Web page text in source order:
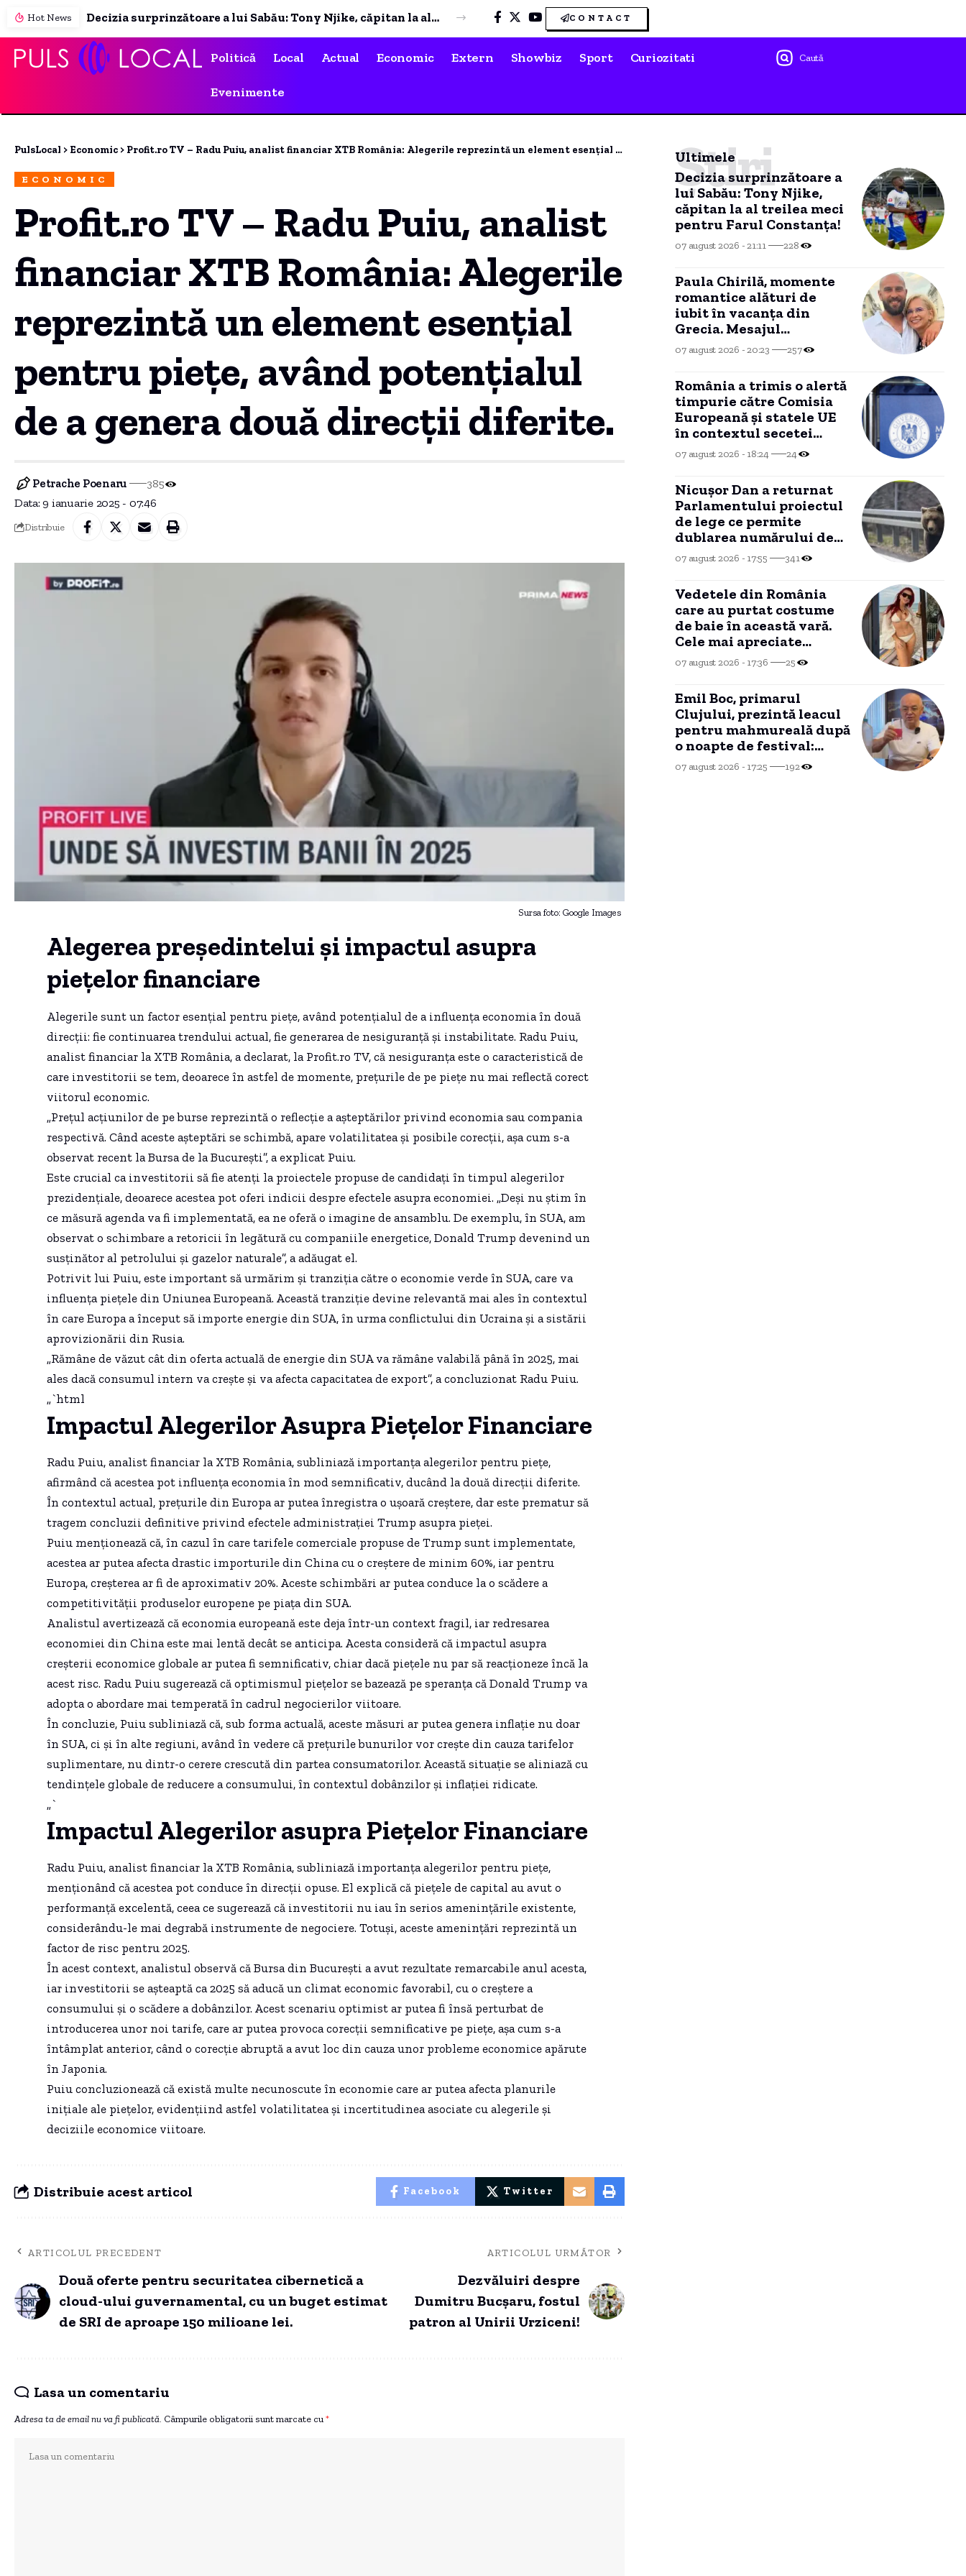
Hot News Paula Chirilă, momente romantice alături de iubit în vacanța din Grecia. Mesajul emoționant transmis de actriță. CONTACT
Politică Local Actual Economic Extern Showbiz Sport Curiozitati
Evenimente
Caută
PulsLocal > Economic > Profit.ro TV – Radu Puiu, analist financiar XTB România: Alegerile reprezintă un element esențial pentru piețe, având potențialul de a genera două direcții diferite.
ECONOMIC
Profit.ro TV – Radu Puiu, analist
financiar XTB România: Alegerile
reprezintă un element esențial
pentru piețe, având potențialul
de a genera două direcții diferite.
Data: 9 ianuarie 2025 - 07:46
Petrache Poenaru 385
Distribuie
Sursa foto: Google Images
Alegerea președintelui și impactul asupra
piețelor financiare
Alegerile sunt un factor esențial pentru piețe, având potențialul de a influența economia în două
direcții: fie continuarea trendului actual, fie generarea de nesiguranță și instabilitate. Radu Puiu,
analist financiar la XTB România, a declarat, la Profit.ro TV, că nesiguranța este o caracteristică de
care investitorii se tem, deoarece în astfel de momente, prețurile de pe piețe nu mai reflectă corect
viitorul economic.
„Prețul acțiunilor de pe burse reprezintă o reflecție a așteptărilor privind economia sau compania
respectivă. Când aceste așteptări se schimbă, apare volatilitatea și posibile corecții, așa cum s-a
observat recent la Bursa de la București”, a explicat Puiu.
Este crucial ca investitorii să fie atenți la proiectele propuse de candidați în timpul alegerilor
prezidențiale, deoarece acestea pot oferi indicii despre efectele asupra economiei. „Deși nu știm în
ce măsură agenda va fi implementată, ea ne oferă o imagine de ansamblu. De exemplu, în SUA, am
observat o schimbare a retoricii în legătură cu companiile energetice, Donald Trump devenind un
susținător al petrolului și gazelor naturale”, a adăugat el.
Potrivit lui Puiu, este important să urmărim și tranziția către o economie verde în SUA, care va
influența piețele din Uniunea Europeană. Această tranziție devine relevantă mai ales în contextul
în care Europa a început să importe energie din SUA, în urma conflictului din Ucraina și a sistării
aprovizionării din Rusia.
„Rămâne de văzut cât din oferta actuală de energie din SUA va rămâne valabilă până în 2025, mai
ales dacă consumul intern va crește și va afecta capacitatea de export”, a concluzionat Radu Puiu.
„`html
Impactul Alegerilor Asupra Piețelor Financiare
Radu Puiu, analist financiar la XTB România, subliniază importanța alegerilor pentru piețe,
afirmând că acestea pot influența economia în mod semnificativ, ducând la două direcții diferite.
În contextul actual, prețurile din Europa ar putea înregistra o ușoară creștere, dar este prematur să
tragem concluzii definitive privind efectele administrației Trump asupra pieței.
Puiu menționează că, în cazul în care tarifele comerciale propuse de Trump sunt implementate,
acestea ar putea afecta drastic importurile din China cu o creștere de minim 60%, iar pentru
Europa, creșterea ar fi de aproximativ 20%. Aceste schimbări ar putea conduce la o scădere a
competitivității produselor europene pe piața din SUA.
Analistul avertizează că economia europeană este deja într-un context fragil, iar redresarea
economiei din China este mai lentă decât se anticipa. Acesta consideră că impactul asupra
creșterii economice globale ar putea fi semnificativ, chiar dacă piețele nu par să reacționeze încă la
acest risc. Radu Puiu sugerează că optimismul piețelor se bazează pe speranța că Donald Trump va
adopta o abordare mai temperată în cadrul negocierilor viitoare.
În concluzie, Puiu subliniază că, sub forma actuală, aceste măsuri ar putea genera inflație nu doar
în SUA, ci și în alte regiuni, având în vedere că prețurile bunurilor vor crește din cauza tarifelor
suplimentare, nu dintr-o cerere crescută din partea consumatorilor. Această situație se aliniază cu
tendințele globale de reducere a consumului, în contextul dobânzilor și inflației ridicate.
„`
Impactul Alegerilor asupra Piețelor Financiare
Radu Puiu, analist financiar la XTB România, subliniază importanța alegerilor pentru piețe,
menționând că acestea pot conduce în direcții opuse. El explică că piețele de capital au avut o
performanță excelentă, ceea ce sugerează că investitorii nu iau în serios amenințările existente,
considerându-le mai degrabă instrumente de negociere. Totuși, aceste amenințări reprezintă un
factor de risc pentru 2025.
În acest context, analistul observă că Bursa din București a avut rezultate remarcabile anul acesta,
iar investitorii se așteaptă ca 2025 să aducă un climat economic favorabil, cu o creștere a
consumului și o scădere a dobânzilor. Acest scenariu optimist ar putea fi însă perturbat de
introducerea unor noi tarife, care ar putea provoca corecții semnificative pe piețe, așa cum s-a
întâmplat anterior, când o corecție abruptă a avut loc din cauza unor probleme economice apărute
în Japonia.
Puiu concluzionează că există multe necunoscute în economie care ar putea afecta planurile
inițiale ale piețelor, evidențiind astfel volatilitatea și incertitudinea asociate cu alegerile și
deciziile economice viitoare.
Distribuie acest articol Facebook Twitter
ARTICOLUL PRECEDENT
Două oferte pentru securitatea cibernetică a
cloud-ului guvernamental, cu un buget estimat
de SRI de aproape 150 milioane lei.
ARTICOLUL URMĂTOR
Dezvăluiri despre
Dumitru Bucșaru, fostul
patron al Unirii Urziceni!
Lasa un comentariu
Adresa ta de email nu va fi publicată. Câmpurile obligatorii sunt marcate cu*
Ultimele
Știri
Decizia surprinzătoare a
lui Sabău: Tony Njike,
căpitan la al treilea meci
pentru Farul Constanța!
07 august 2026 - 21:11 228
Paula Chirilă, momente
romantice alături de
iubit în vacanța din
Grecia. Mesajul
emoționant transmis de
actriță.
07 august 2026 - 20:23 257
România a trimis o alertă
timpurie către Comisia
Europeană și statele UE
în contextul secetei
severe, conform
Ministerului Energiei.
07 august 2026 - 18:24 24
Nicușor Dan a returnat
Parlamentului proiectul
de lege ce permite
dublarea numărului de
urși care pot fi vânați.
07 august 2026 - 17:55 341
Vedetele din România
care au purtat costume
de baie în această vară.
Cele mai apreciate
apariții
07 august 2026 - 17:36 25
Emil Boc, primarul
Clujului, prezintă leacul
pentru mahmureală după
o noapte de festival:
„Uitați de cafea”
07 august 2026 - 17:25 192